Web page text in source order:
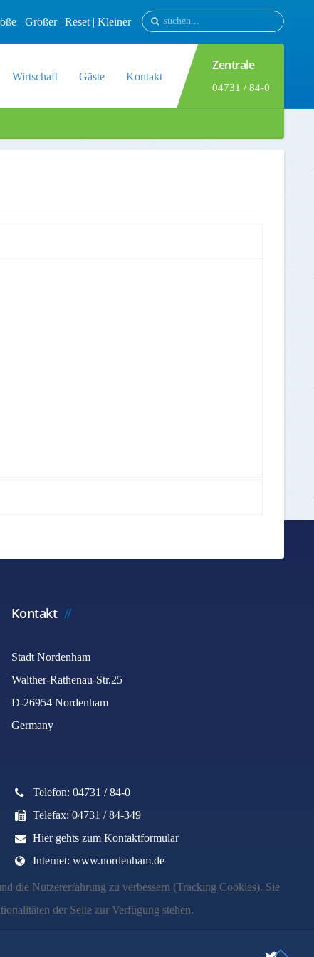
Größer| Reset | Kleiner
Wirtschaft Gäste Kontakt
Zentrale
04731 / 84-0
Kontakt
Stadt Nordenham
Walther-Rathenau-Str.25
D-26954 Nordenham
Germany
Telefon: 04731 / 84-0
Telefax: 04731 / 84-349
Hier gehts zum Kontaktformular
Internet: www.nordenham.de
die Nutzererfahrung zu verbessern (Tracking Cookies). Sie
der Seite zur Verfügung stehen.